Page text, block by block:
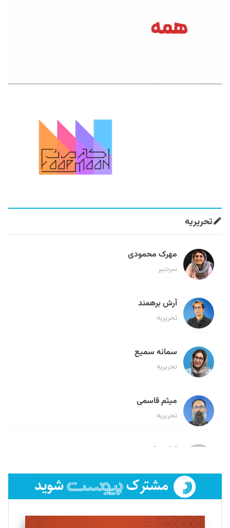
تحریریه
مهرک محمودی
سردبیر
آرش برهمند
تحریریه
سمانه سمیع
تحریریه
میثم قاسمی
تحریریه
لیلا حنارود
فائزه فتحی رستمی
تحریریه